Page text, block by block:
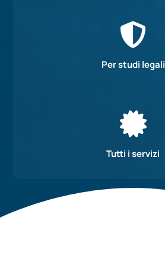

Per studi legali

Tutti i servizi